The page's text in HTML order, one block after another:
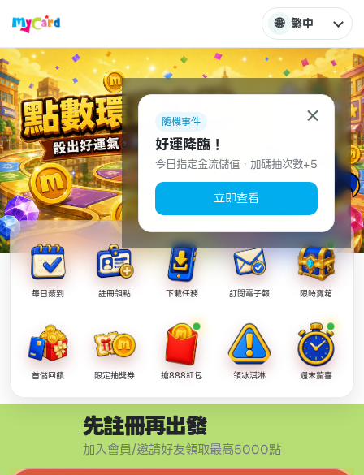
🌐 繁中
每日簽到 註冊領點 下載任務 訂閱電子報 限時寶箱
首儲回饋 限定抽獎券 搶888紅包 領冰淇淋 週末驚喜
先註冊再出發
加入會員/邀請好友領取最高5000點
×
隨機事件
好運降臨！
今日指定金流儲值，加碼抽次數+5
立即查看